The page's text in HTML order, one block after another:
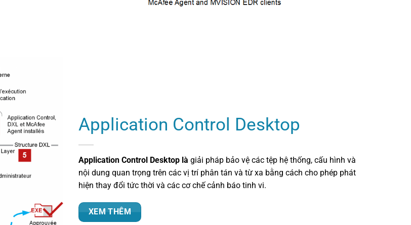
Application Control Desktop
Application Control Desktop là giải pháp bảo vệ các tệp hệ thống, cấu hình và
nội dung quan trọng trên các vị trí phân tán và từ xa bằng cách cho phép phát
hiện thay đổi tức thời và các cơ chế cảnh báo tinh vi.
XEM THÊM